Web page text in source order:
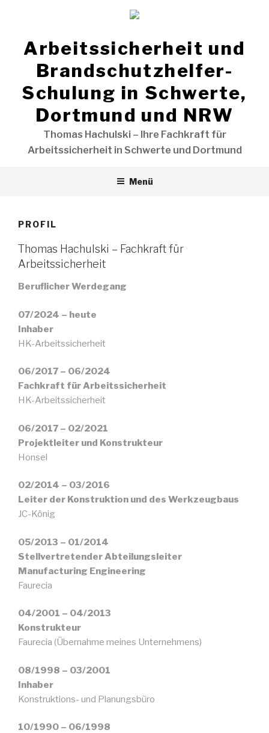
Arbeitssicherheit und
Brandschutzhelfer-
Schulung in Schwerte,
Dortmund und NRW
Thomas Hachulski – Ihre Fachkraft für
Arbeitssicherheit in Schwerte und Dortmund
Menü
PROFIL
Thomas Hachulski – Fachkraft für
Arbeitssicherheit
Beruflicher Werdegang
07/2024 – heute
Inhaber
HK-Arbeitssicherheit
06/2017 – 06/2024
Fachkraft für Arbeitssicherheit
HK-Arbeitssicherheit
06/2017 – 02/2021
Projektleiter und Konstrukteur
Honsel
02/2014 – 03/2016
Leiter der Konstruktion und des Werkzeugbaus
JC-König
05/2013 – 01/2014
Stellvertretender Abteilungsleiter
Manufacturing Engineering
Faurecia
04/2001 – 04/2013
Konstrukteur
Faurecia (Übernahme meines Unternehmens)
08/1998 – 03/2001
Inhaber
Konstruktions- und Planungsbüro
10/1990 – 06/1998